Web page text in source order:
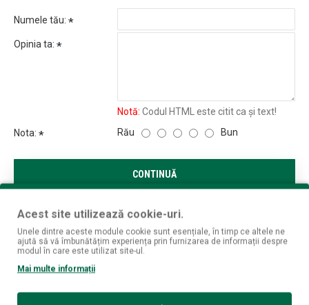
Numele tău:
Opinia ta:
Notă: Codul HTML este citit ca şi text!
Nota:
Rău Bun
CONTINUĂ
Acest site utilizează cookie-uri.
Unele dintre aceste module cookie sunt esențiale, în timp ce altele ne
ajută să vă îmbunătățim experiența prin furnizarea de informații despre
modul în care este utilizat site-ul.
Mai multe informații